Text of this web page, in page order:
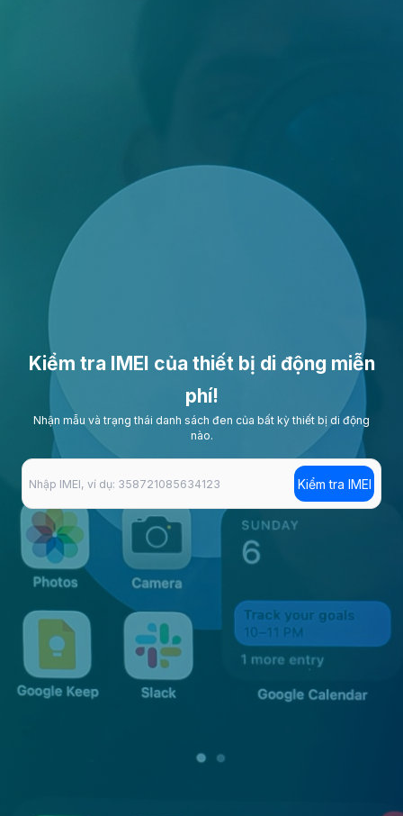
Kiểm tra IMEI của thiết bị di động miễn
phí!
Nhận mẫu và trạng thái danh sách đen của bất kỳ thiết bị di động
nào.
Kiểm tra IMEI